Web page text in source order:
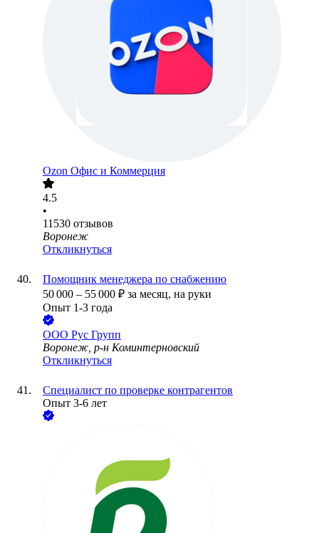
Ozon Офис и Коммерция
4.5
•
11530 отзывов
Воронеж
Откликнуться
Помощник менеджера по снабжению
50 000 – 55 000 ₽ за месяц, на руки
Опыт 1-3 года
ООО Рус Групп
Воронеж, р-н Коминтерновский
Откликнуться
Специалист по проверке контрагентов
Опыт 3-6 лет